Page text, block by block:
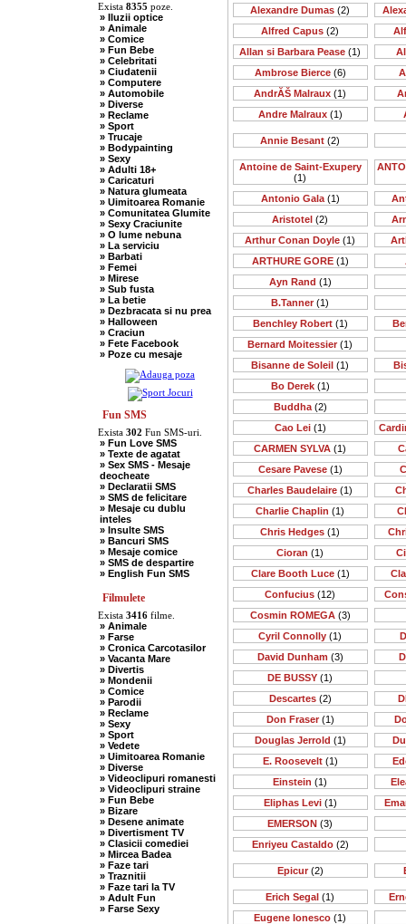
» Copii
» Craciun
» Cugetari
» Culmi
» Deocheate
» Diverse
» Doctori
» Elevi-Studenti
» Englezi
» Evrei
» Francezi
» Ingineri
» Ion si Maria
» Istorice
» Misogine
» Moldoveni
» Mosnegi
» Nebuni
» Negri
» Olteni
» Pescari
» Perle
» Politice
» Politisti
» Popi
» Radio Erevan
» Religioase
» Romani
» Sadice
» Secretare
» Sefi
» Scotieni
» Seci
» Soacre
» Sport
» Soferi
» Tarani
» Tigani
» Umor Negru
» Vanatori
Exista 8355 poze.
» Iluzii optice
» Animale
» Comice
» Fun Bebe
» Celebritati
» Ciudatenii
» Computere
» Automobile
» Diverse
» Reclame
» Sport
» Trucaje
» Bodypainting
» Sexy
» Adulti 18+
» Caricaturi
» Natura glumeata
» Uimitoarea Romanie
» Comunitatea Glumite
» Sexy Craciunite
» O lume nebuna
» La serviciu
» Barbati
» Femei
» Mirese
» Sub fusta
» La betie
» Dezbracata si nu prea
» Halloween
» Craciun
» Fete Facebook
» Poze cu mesaje
Fun SMS
Exista 302 Fun SMS-uri.
» Fun Love SMS
» Texte de agatat
» Sex SMS - Mesaje
deocheate
» Declaratii SMS
» SMS de felicitare
» Mesaje cu dublu
inteles
» Insulte SMS
» Bancuri SMS
» Mesaje comice
» SMS de despartire
» English Fun SMS
Filmulete
Exista 3416filme.
» Animale
» Farse
» Cronica Carcotasilor
» Vacanta Mare
» Divertis
» Mondenii
» Comice
» Parodii
» Reclame
» Sexy
» Sport
» Vedete
» Uimitoarea Romanie
» Diverse
» Videoclipuri romanesti
» Videoclipuri straine
» Fun Bebe
» Bizare
» Desene animate
» Divertisment TV
» Clasicii comediei
» Mircea Badea
» Faze tari
» Traznitii
» Faze tari la TV
» Adult Fun
» Farse Sexy
Alexandre Dumas (2)
Alfred Capus (2)
Allan si Barbara Pease (1)
Ambrose Bierce(6)
AndrĂŠ Malraux (1)
Andre Malraux(1)
Annie Besant (2)
Antoine de Saint-Exupery
(1)
Antonio Gala(1)
Aristotel (2)
Arthur Conan Doyle (1)
ARTHURE GORE(1)
Ayn Rand (1)
B.Tanner (1)
Benchley Robert(1)
Bernard Moitessier (1)
Bisanne de Soleil (1)
Bo Derek(1)
Buddha(2)
Cao Lei(1)
CARMEN SYLVA (1)
Cesare Pavese(1)
Charles Baudelaire (1)
Charlie Chaplin (1)
Chris Hedges (1)
Cioran (1)
Clare Booth Luce(1)
Confucius (12)
Cosmin ROMEGA(3)
Cyril Connolly (1)
David Dunham (3)
DE BUSSY (1)
Descartes(2)
Don Fraser(1)
Douglas Jerrold (1)
E. Roosevelt(1)
Einstein (1)
Eliphas Levi(1)
EMERSON (3)
Enriyeu Castaldo(2)
Epicur(2)
Erich Segal (1)
Eugene Ionesco (1)